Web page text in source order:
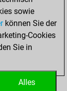
sowie
können Sie der
Cookies
Sie in
Alles